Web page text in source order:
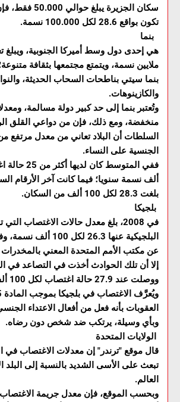
سكان الجزيرة يبلغ
تكون بواقع 28.6 لكل 100.000 نسمة.
بنما
ملايين نسمة، ويتمتع مجتمعها بثقافة
بنما سيتي بناطحات السحاب الحديثة،
والكازينوهات.
وتُعتبر بنما إلى حد كبير دولة مسالمة،
منخفضة، ومع ذلك، فإن من دواعي القلق
السلطات أن البلاد تعاني من معدل مرتفع
الجنسية على النساء.
ألف نسمة سنويا؛ فيما كانت آخر الأرقام
بلغت 28.3 لكل 100 ألف من السكان.
بلجيكا
في 2008، بلغ معدل حالات الاغتصاب
البلجيكية عنها 26.3
عن مكتب الأمم المتحدة المعني بالمخدرات
إلا أن تلك الحوادث أخذت في التصاعد في
ووصلت عند 27.9 حالة اغتصاب لكل 100 ألف من السكان.
العقوبات بأنه فعل من أفعال الاعتداء
وبأي وسيلة، يرتكب ضد شخص دون رضاه.
الولايات المتحدة
قال موقع "ترندر" إن معدلات الاغتصاب في
تبعث على الأسى الشديد بالنسبة إلى البلد
العالم.
وبحسب الموقع، فإن معدل جريمة الاغتصاب